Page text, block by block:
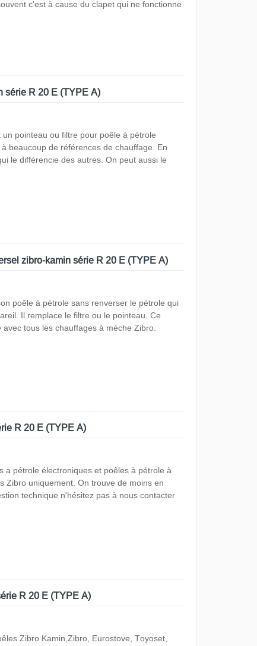
c'est à cause du clapet qui ne fonctionne
série R 20 E (TYPE A)
un pointeau ou filtre pour poêle à pétrole
beaucoup de références de chauffage. En
le différencie des autres. On peut aussi le
zibro-kamin série R 20 E (TYPE A)
poêle à pétrole sans renverser le pétrole qui
Il remplace le filtre ou le pointeau. Ce
tous les chauffages à mèche Zibro.
R 20 E (TYPE A)
a pétrole électroniques et poêles à pétrole à
Zibro uniquement. On trouve de moins en
technique n'hésitez pas à nous contacter
R 20 E (TYPE A)
Zibro Kamin,Zibro, Eurostove, Toyoset,